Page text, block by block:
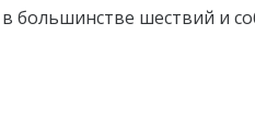
в большинстве шествий и